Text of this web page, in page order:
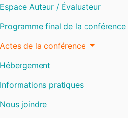
Espace Auteur / Évaluateur
Programme final de la conférence
Actes de la conférence
Hébergement
Informations pratiques
Nous joindre